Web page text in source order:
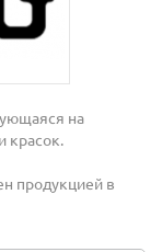
на
красок.
продукцией в